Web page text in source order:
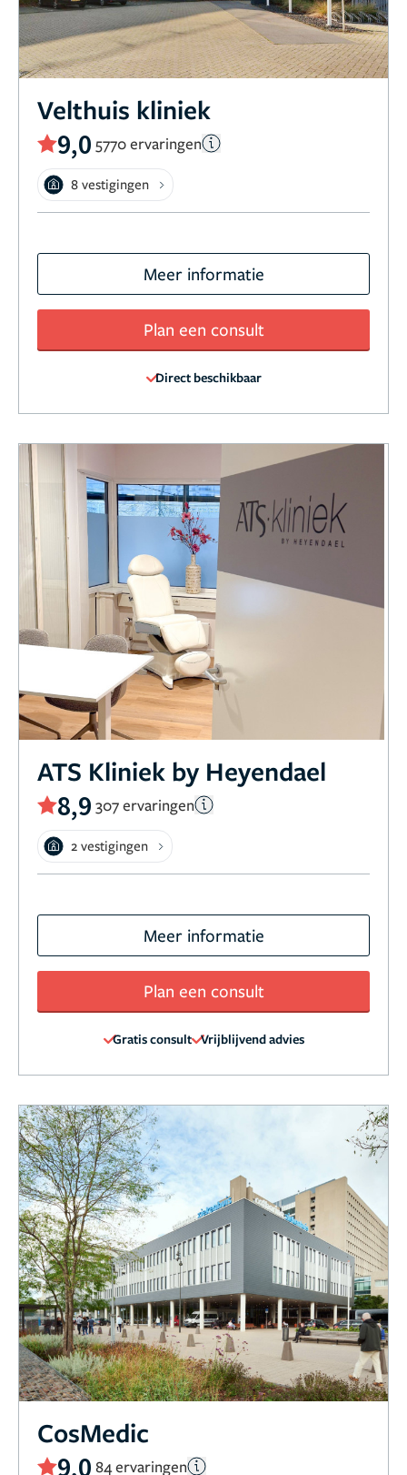
Velthuis kliniek
9,0 5770 ervaringen
8 vestigingen
Meer informatie
Plan een consult
Direct beschikbaar
ATS Kliniek by Heyendael
8,9 307 ervaringen
2 vestigingen
Meer informatie
Plan een consult
Gratis consult Vrijblijvend advies
CosMedic
9,0 84 ervaringen